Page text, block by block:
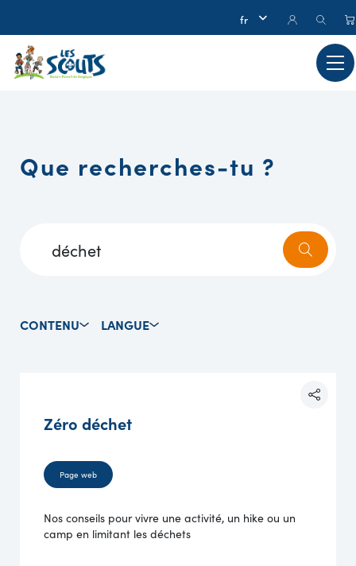
Que recherches-tu ?
CONTENU LANGUE
Zéro déchet
Page web
Nos conseils pour vivre une activité, un hike ou un
camp en limitant les déchets